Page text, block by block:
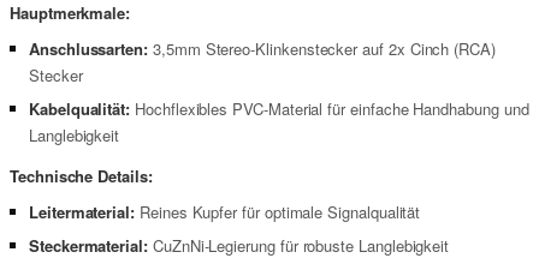
Hauptmerkmale:
Anschlussarten: 3,5mm Stereo-Klinkenstecker auf 2x Cinch (RCA)
Stecker
Kabelqualität: Hochflexibles PVC-Material für einfache Handhabung und
Langlebigkeit
Technische Details:
Leitermaterial: Reines Kupfer für optimale Signalqualität
Steckermaterial:CuZnNi-Legierung für robuste Langlebigkeit